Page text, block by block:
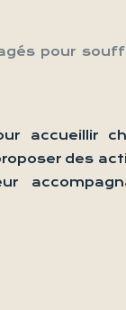
pour
accueillir
des